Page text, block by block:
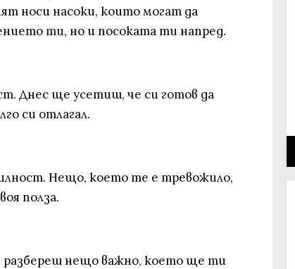
носи насоки, които могат да
ти, но и посоката ти напред.
Днес ще усетиш, че си готов да
си отлагал.
Нещо, което те е тревожило,
полза.
нещо важно, което ще ти